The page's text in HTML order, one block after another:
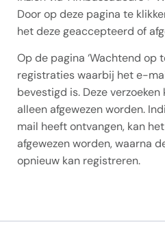
Door op deze pagina te
het deze geaccepteerd of
Op de pagina ‘Wachtend op
registraties waarbij het e-
bevestigd is. Deze
alleen afgewezen worden.
mail heeft ontvangen, kan
afgewezen worden, waarna
opnieuw kan registreren.